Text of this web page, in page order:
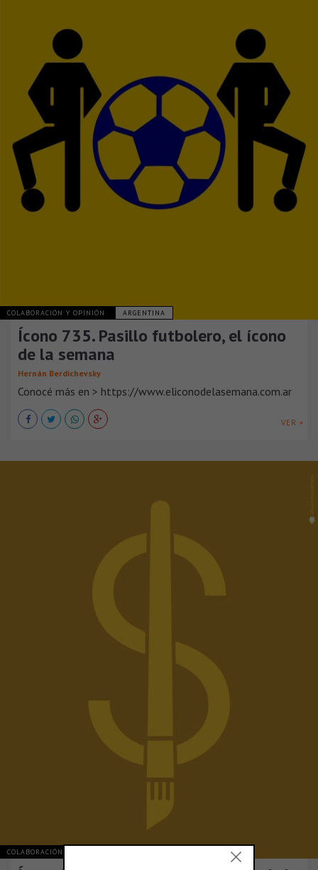
COLABORACIÓN Y OPINIÓN ARGENTINA
Ícono 735. Pasillo futbolero, el ícono
de la semana
Hernán Berdichevsky
Conocé más en > https://www.eliconodelasemana.com.ar
VER +
COLABORACIÓN Y OPINIÓN